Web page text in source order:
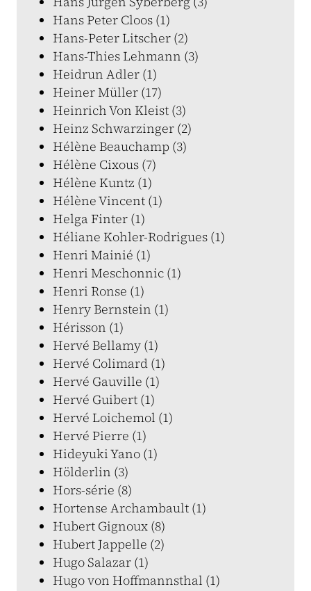
Hans Peter Cloos (1)
Hans-Peter Litscher (2)
Hans-Thies Lehmann (3)
Heidrun Adler (1)
Heiner Müller (17)
Heinrich Von Kleist (3)
Heinz Schwarzinger (2)
Hélène Beauchamp (3)
Hélène Cixous (7)
Hélène Kuntz (1)
Hélène Vincent (1)
Helga Finter (1)
Héliane Kohler-Rodrigues (1)
Henri Mainié (1)
Henri Meschonnic (1)
Henri Ronse (1)
Henry Bernstein (1)
Hérisson (1)
Hervé Bellamy (1)
Hervé Colimard (1)
Hervé Gauville (1)
Hervé Guibert (1)
Hervé Loichemol (1)
Hervé Pierre (1)
Hideyuki Yano (1)
Hölderlin (3)
Hors-série (8)
Hortense Archambault (1)
Hubert Gignoux (8)
Hubert Jappelle (2)
Hugo Salazar (1)
Hugo von Hoffmannsthal (1)